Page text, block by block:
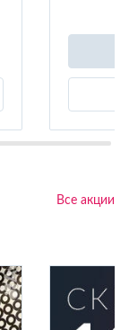
Все акции